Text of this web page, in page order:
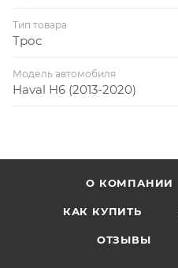
Тип товара
Трос
Модель автомобиля
Haval H6 (2013-2020)
О КОМПАНИИ
КАК КУПИТЬ
ОТЗЫВЫ